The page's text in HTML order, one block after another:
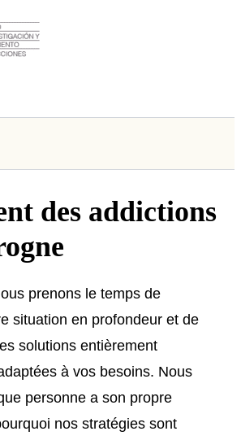
des addictions
prenons le temps de
situation en profondeur et de
solutions entièrement
à vos besoins. Nous
personne a son propre
nos stratégies sont